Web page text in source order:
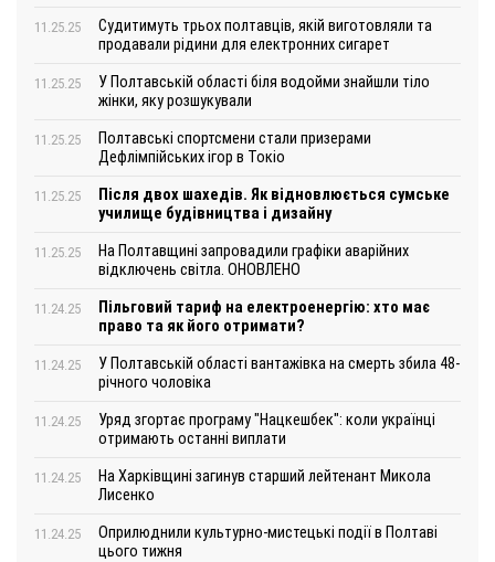
11.25.25
Судитимуть трьох полтавців, якій виготовляли та
продавали рідини для електронних сигарет
11.25.25
У Полтавській області біля водойми знайшли тіло
жінки, яку розшукували
11.25.25
Полтавські спортсмени стали призерами
Дефлімпійських ігор в Токіо
11.25.25
Після двох шахедів. Як відновлюється сумське
училище будівництва і дизайну
11.25.25
На Полтавщині запровадили графіки аварійних
відключень світла. ОНОВЛЕНО
11.24.25
Пільговий тариф на електроенергію: хто має
право та як його отримати?
11.24.25
У Полтавській області вантажівка на смерть збила 48-
річного чоловіка
11.24.25
Уряд згортає програму "Нацкешбек": коли українці
отримають останні виплати
11.24.25
На Харківщині загинув старший лейтенант Микола
Лисенко
11.24.25
Оприлюднили культурно-мистецькі події в Полтаві
цього тижня